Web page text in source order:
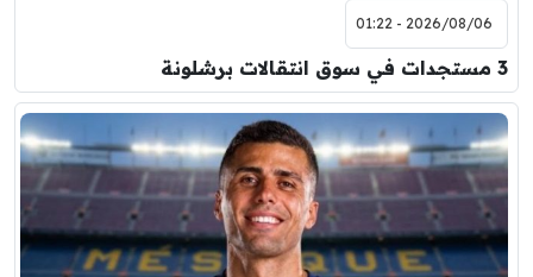
2026/08/06 - 01:22
3 مستجدات في سوق انتقالات برشلونة